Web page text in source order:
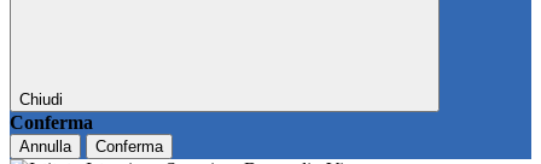
Chiudi
Conferma
Annulla Conferma